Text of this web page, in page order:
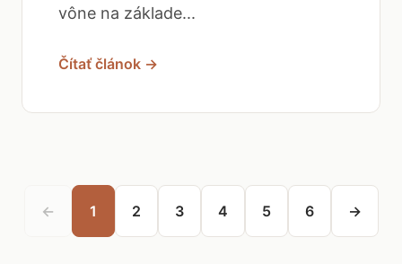
vône na základe...
Čítať článok →
← 1 2 3 4 5 6 →